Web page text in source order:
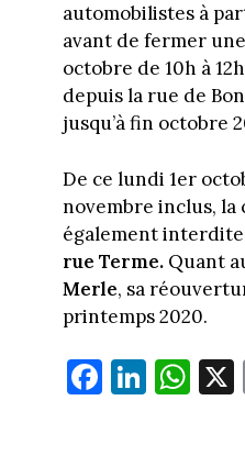
automobilistes à
avant de fermer
octobre de 10h à
depuis la rue de
jusqu’à fin octobre
De ce lundi 1er
novembre inclus,
également interdite
rue Terme. Quant
Merle, sa
printemps 2020.
Fa
ce
Li
nk
W
ha